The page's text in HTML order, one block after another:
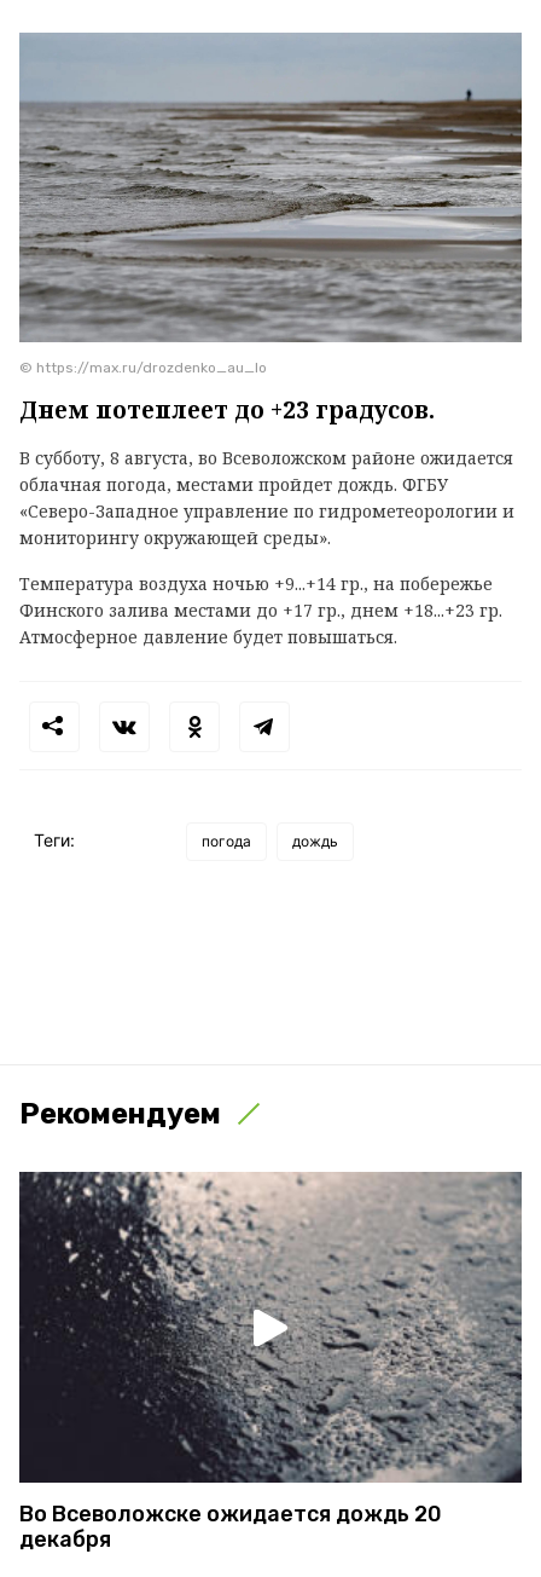
© https://max.ru/drozdenko_au_lo
Днем потеплеет до +23 градусов.
В субботу, 8 августа, во Всеволожском районе ожидается
облачная погода, местами пройдет дождь. ФГБУ
«Северо-Западное управление по гидрометеорологии и
мониторингу окружающей среды».
Температура воздуха ночью +9...+14 гр., на побережье
Финского залива местами до +17 гр., днем +18...+23 гр.
Атмосферное давление будет повышаться.
Теги: погода дождь
Рекомендуем
Во Всеволожске ожидается дождь 20
декабря